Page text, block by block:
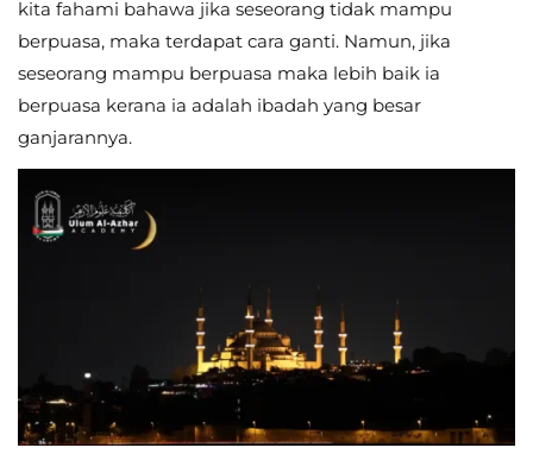
kita fahami bahawa jika seseorang tidak mampu
berpuasa, maka terdapat cara ganti. Namun, jika
seseorang mampu berpuasa maka lebih baik ia
berpuasa kerana ia adalah ibadah yang besar
ganjarannya.